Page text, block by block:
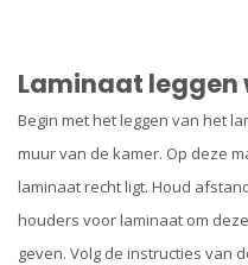
Laminaat leggen
Begin met het leggen van het
muur van de kamer. Op deze
laminaat recht ligt. Houd
houders voor laminaat om
geven. Volg de instructies van